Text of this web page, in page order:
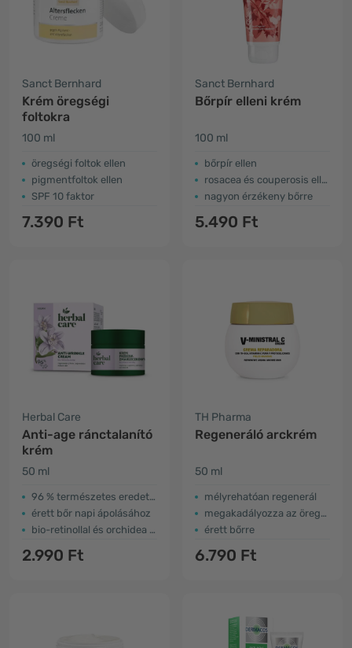
Sanct Bernhard
Krém öregségi
foltokra
100 ml
öregségi foltok ellen
pigmentfoltok ellen
SPF 10 faktor
7.390 Ft
Sanct Bernhard
Bőrpír elleni krém
100 ml
bőrpír ellen
rosacea és couperosis ellen kiváló
nagyon érzékeny bőrre
5.490 Ft
Herbal Care
Anti-age ránctalanító
krém
50 ml
96 % természetes eredetű összetevők
érett bőr napi ápolásához
bio-retinollal és orchidea kivonattal
2.990 Ft
TH Pharma
Regeneráló arckrém
50 ml
mélyrehatóan regenerál
megakadályozza az öregedést
érett bőrre
6.790 Ft